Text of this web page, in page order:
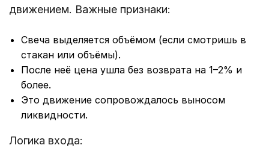
движением. Важные признаки:
Свеча выделяется объёмом (если смотришь в
стакан или объёмы).
После неё цена ушла без возврата на 1–2% и
более.
Это движение сопровождалось выносом
ликвидности.
Логика входа: